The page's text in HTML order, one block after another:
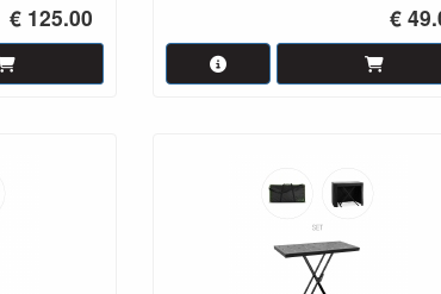
€ 125.00 €